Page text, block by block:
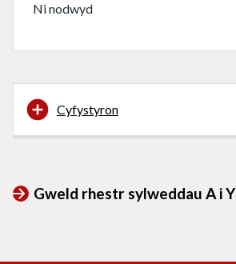
Ni nodwyd
Cyfystyron
Gweld rhestr sylweddau A i Y